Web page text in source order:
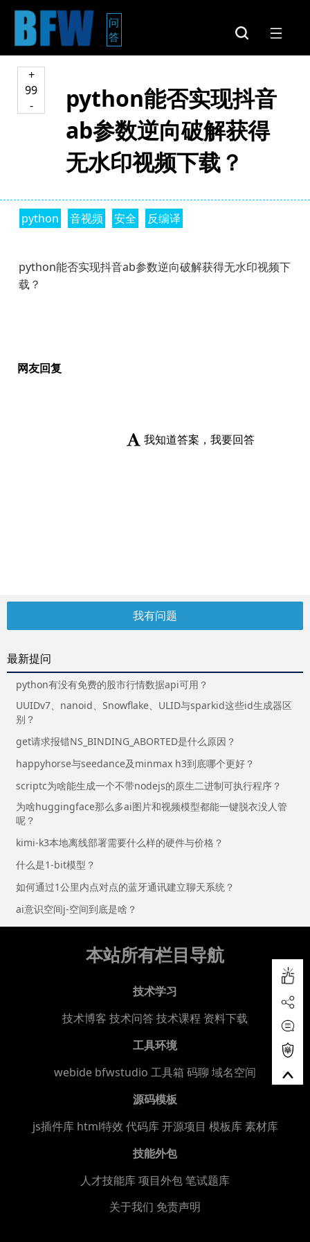
问
答
+
99
-
python能否实现抖音
ab参数逆向破解获得
无水印视频下载？
python 音视频 安全 反编译
python能否实现抖音ab参数逆向破解获得无水印视频下
载？
网友回复
我知道答案，我要回答
我有问题
最新提问
python有没有免费的股市行情数据api可用？
UUIDv7、nanoid、Snowflake、ULID与sparkid这些id生成器区
别？
get请求报错NS_BINDING_ABORTED是什么原因？
happyhorse与seedance及minmax h3到底哪个更好？
scriptc为啥能生成一个不带nodejs的原生二进制可执行程序？
为啥huggingface那么多ai图片和视频模型都能一键脱衣没人管
呢？
kimi-k3本地离线部署需要什么样的硬件与价格？
什么是1-bit模型？
如何通过1公里内点对点的蓝牙通讯建立聊天系统？
ai意识空间j-空间到底是啥？
本站所有栏目导航
技术学习
技术博客 技术问答技术课程 资料下载
工具环境
webide bfwstudio 工具箱 码聊 域名空间
源码模板
js插件库 html特效 代码库 开源项目 模板库 素材库
技能外包
人才技能库项目外包笔试题库
关于我们 免责声明